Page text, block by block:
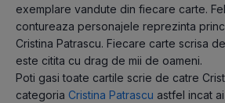
exemplare vandute din fiecare carte.
contureaza personajele reprezinta
Cristina Patrascu. Fiecare carte scrisa
este citita cu drag de mii de oameni.
Poti gasi toate cartile scrie de catre
categoria Cristina Patrascu astfel incat